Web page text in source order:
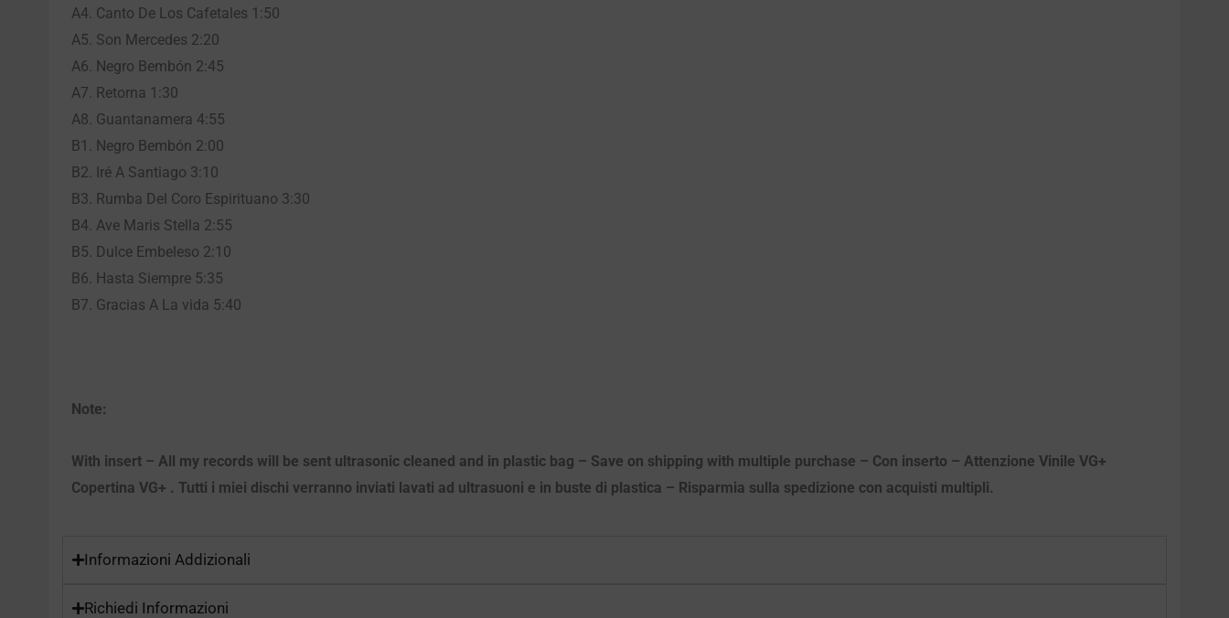
A4. Canto De Los Cafetales 1:50
A5. Son Mercedes 2:20
A6. Negro Bembón 2:45
A7. Retorna 1:30
A8. Guantanamera 4:55
B1. Negro Bembón 2:00
B2. Iré A Santiago 3:10
B3. Rumba Del Coro Espirituano 3:30
B4. Ave Maris Stella 2:55
B5. Dulce Embeleso 2:10
B6. Hasta Siempre 5:35
B7. Gracias A La vida 5:40
Note:
With insert – All my records will be sent ultrasonic cleaned and in plastic bag – Save on shipping with multiple purchase – Con inserto – Attenzione Vinile VG+
Copertina VG+ . Tutti i miei dischi verranno inviati lavati ad ultrasuoni e in buste di plastica – Risparmia sulla spedizione con acquisti multipli.
Informazioni Addizionali
Richiedi Informazioni